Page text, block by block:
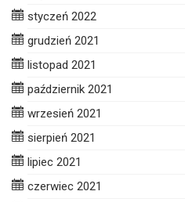
styczeń 2022
grudzień 2021
listopad 2021
październik 2021
wrzesień 2021
sierpień 2021
lipiec 2021
czerwiec 2021